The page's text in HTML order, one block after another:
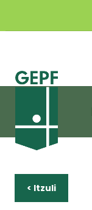
< Itzuli